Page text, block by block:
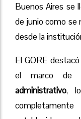
Buenos Aires se
de junio como se
desde la
El GORE
el marco de
administrativo,
completamente